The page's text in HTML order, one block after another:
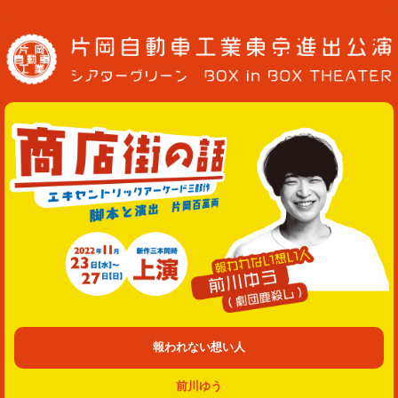
報われない想い人
前川ゆう